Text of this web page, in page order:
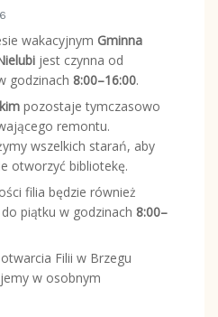
wakacyjnym Gminna
jest czynna od
godzinach 8:00–16:00.
pozostaje tymczasowo
remontu.
wszelkich starań, aby
otworzyć bibliotekę.
filia będzie również
piątku w godzinach 8:00–
Filii w Brzegu
w osobnym